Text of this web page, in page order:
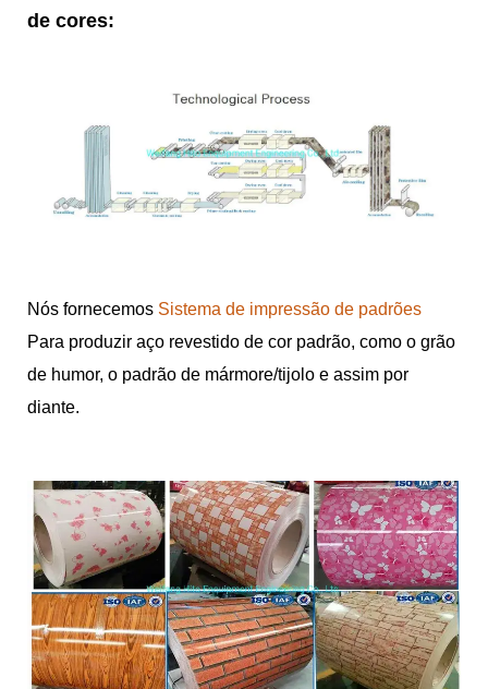
de cores:
Nós fornecemos Sistema de impressão de padrões
Para produzir aço revestido de cor padrão, como o grão
de humor, o padrão de mármore/tijolo e assim por
diante.